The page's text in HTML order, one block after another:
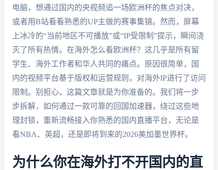
电脑，想通过国内的央视频追一场欧洲杯的焦点对决，
或者用B站看看熟悉的UP主做的赛事集锦。然而，屏幕
上冰冷的“当前地区不可播放”或“IP受限制”提示，瞬间浇
灭了所有热情。在海外怎么看欧洲杯？这几乎是所有留
学生、海外工作者和华人共同的痛点。原因很简单，国
内的视频平台基于版权和运营规则，对海外IP进行了访问
限制。别担心，这篇文章就是为你准备的。我们将一步
步拆解，如何通过一款可靠的回国加速器，绕过这些地
理封锁，重新流畅接入你熟悉的国内直播平台，无论是
看NBA、英超，还是即将到来的2026美加墨世界杯。
为什么你在海外打不开国内的直